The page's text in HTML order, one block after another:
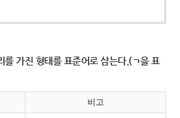
를 가진 형태를 표준어로 삼는다.(ㄱ을 표
비고